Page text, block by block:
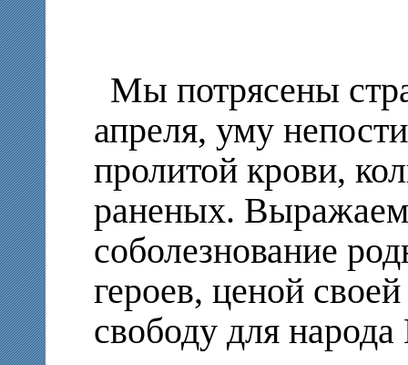
Мы потрясены
апреля, уму
пролитой крови,
раненых.
соболезнование
героев, ценой
свободу для